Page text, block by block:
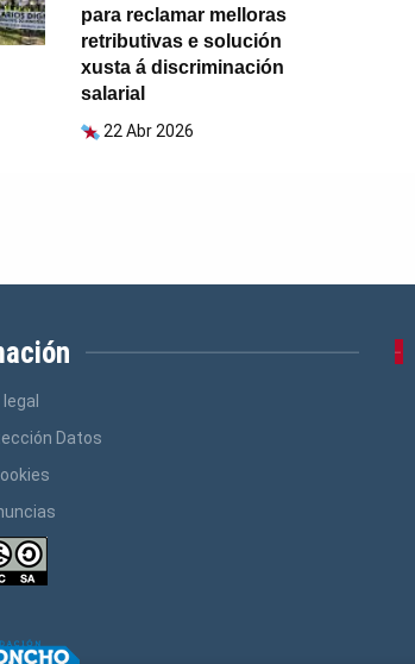
para reclamar melloras
retributivas e solución
xusta á discriminación
salarial
22 Abr 2026
Datos